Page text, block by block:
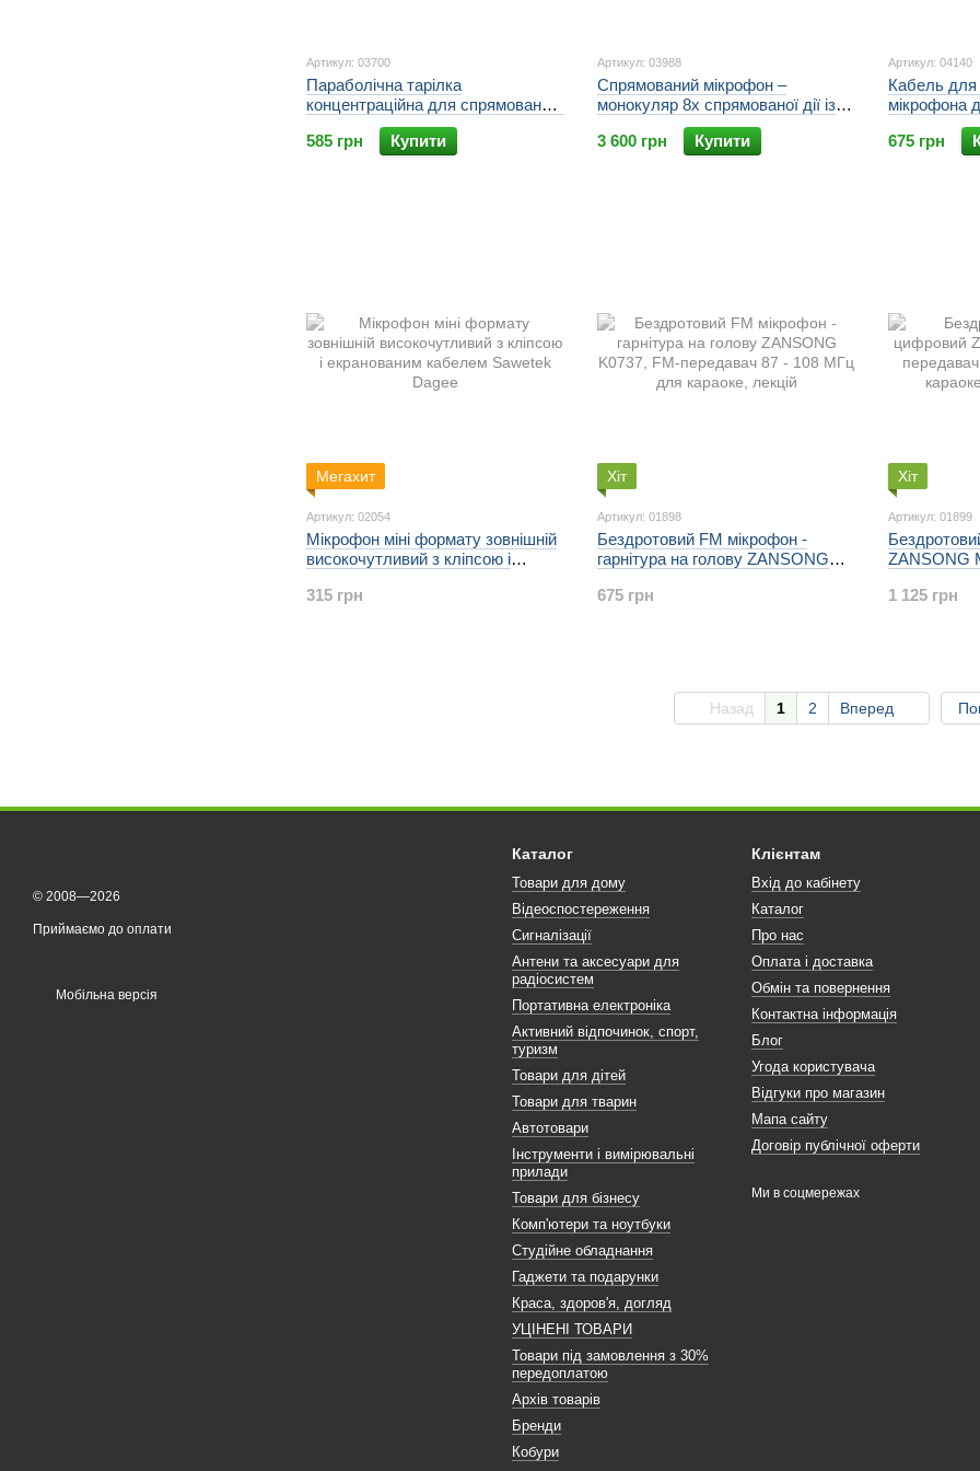
Артикул: 03700
Параболічна тарілка
концентраційна для спрямованого
мікрофону Супер Вухо 100.
Запасна тарілка ZANSONG
585 грн Купити
Артикул: 03988
Спрямований мікрофон –
монокуляр 8х спрямованої дії із
записом ZANSONG СУПЕР
ВУХО 100R модель 2023
3 600 грн Купити
Артикул: 04140
Кабель для
мікрофона
роз'єми
675 грн
Мегахит
Артикул: 02054
Мікрофон міні формату зовнішній
високочутливий з кліпсою і
Dagee
315 грн
Хіт
Артикул: 01898
Бездротовий FM мікрофон -
гарнітура на голову ZANSONG
МГц для караоке, лекцій
675 грн
Хіт
Артикул: 01899
ZANSONG
караоке,
1 125 грн
Назад 1 2 Вперед
© 2008—2026
Приймаємо до оплати
Мобільна версія
Каталог
Товари для дому
Відеоспостереження
Сигналізації
Антени та аксесуари для
радіосистем
Портативна електроніка
Активний відпочинок, спорт,
туризм
Товари для дітей
Товари для тварин
Автотовари
Інструменти і вимірювальні
прилади
Товари для бізнесу
Комп'ютери та ноутбуки
Студійне обладнання
Гаджети та подарунки
Краса, здоров'я, догляд
УЦІНЕНІ ТОВАРИ
Товари під замовлення з 30%
передоплатою
Архів товарів
Бренди
Кобури
Клієнтам
Вхід до кабінету
Каталог
Про нас
Оплата і доставка
Обмін та повернення
Контактна інформація
Блог
Угода користувача
Відгуки про магазин
Мапа сайту
Договір публічної оферти
Ми в соцмережах